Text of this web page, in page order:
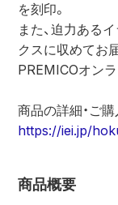
を刻印。
また、迫力ある
クスに収めてお
PREMICOオン
商品の詳細・ご
https://iei.jp/
商品概要